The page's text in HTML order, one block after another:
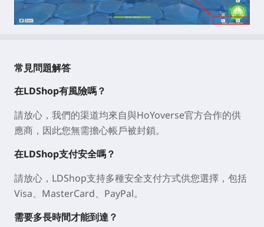
常見問題解答
在LDShop有風險嗎？
請放心，我們的渠道均來自與HoYoverse官方合作的供
應商，因此您無需擔心帳戶被封鎖。
在LDShop支付安全嗎？
請放心，LDShop支持多種安全支付方式供您選擇，包括
Visa、MasterCard、PayPal。
需要多長時間才能到達？